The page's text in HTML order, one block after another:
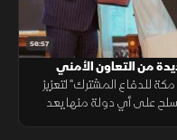
56:57
من التعاون الأمني
للدفاع المشترك" لتعزيز
على أي دولة منها يعد